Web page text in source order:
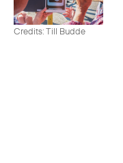
Credits: Till Budde